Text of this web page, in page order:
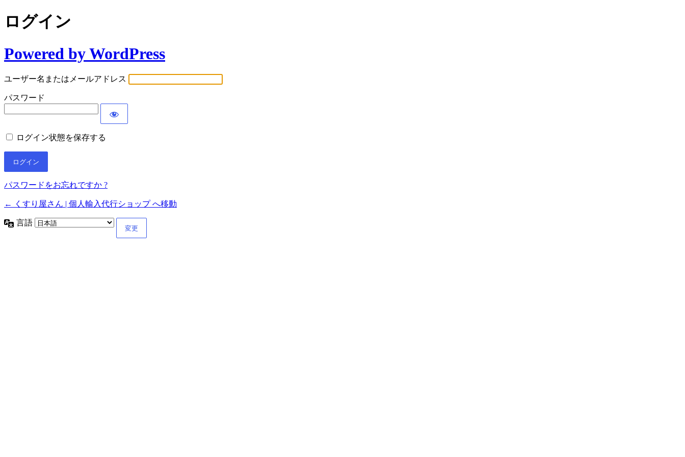
ログイン
Powered by WordPress
ユーザー名またはメールアドレス
パスワード
ログイン状態を保存する
パスワードをお忘れですか ?
← くすり屋さん | 個人輸入代行ショップ へ移動
言語